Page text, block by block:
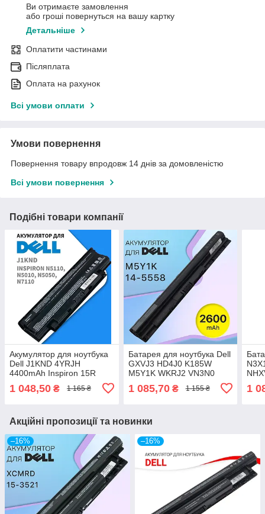
Ви отримаєте замовлення
або гроші повернуться на вашу картку
Детальніше
Оплатити частинами
Післяплата
Оплата на рахунок
Всі умови оплати
Умови повернення
Повернення товару впродовж 14 днів за домовленістю
Всі умови повернення
Подібні товари компанії
Акумулятор для ноутбука
Dell J1KND 4YRJH
4400mAh Inspiron 15R
N5010 M501R N5110 17R
N7010 N7110
1 048,50 ₴ 1 165 ₴
Батарея для ноутбука Dell
GXVJ3 HD4J0 K185W
M5Y1K WKRJ2 VN3N0
3458 3558 5458 5551 5555
5558 5559 5755 5758
1 085,70₴ 1 155 ₴ 1
Акційні пропозиції та новинки
–16% –16%